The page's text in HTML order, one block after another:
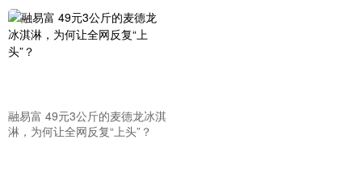
融易富 49元3公斤的麦德龙冰淇
淋，为何让全网反复“上头”？